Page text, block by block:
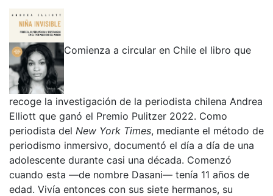
Comienza a circular en Chile el libro que
recoge la investigación de la periodista chilena Andrea
Elliott que ganó el Premio Pulitzer 2022. Como
periodista del New York Times, mediante el método de
periodismo inmersivo, documentó el día a día de una
adolescente durante casi una década. Comenzó
cuando esta —de nombre Dasani— tenía 11 años de
edad. Vivía entonces con sus siete hermanos, su